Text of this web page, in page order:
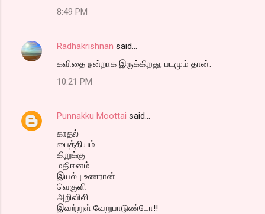
8:49 PM
Radhakrishnan said…
கவிதை நன்றாக இருக்கிறது, படமும் தான்.
10:21 PM
Punnakku Moottai said…
காதல்
பைத்தியம்
கிறுக்கு
மதிஈனம்
இயல்பு உணரான்
வெகுளி
அறிவிலி
இவற்றுள் வேறுபாடுண்டோ!!